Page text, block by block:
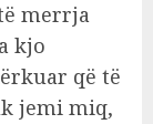
merrja
kjo
që të
jemi miq,